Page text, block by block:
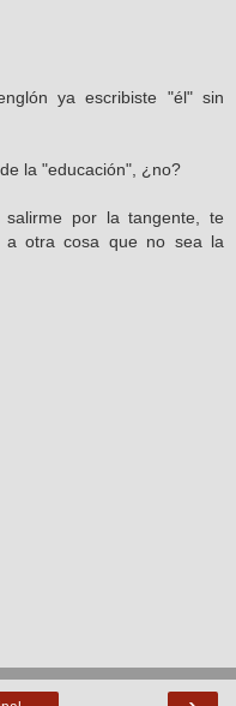
ya escribiste "él" sin
la "educación", ¿no?
por la tangente, te
a otra cosa que no sea la